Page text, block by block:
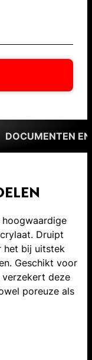
DOCUMENTEN
hoogwaardige
Druipt
het bij uitstek
Geschikt voor
verzekert deze
poreuze als